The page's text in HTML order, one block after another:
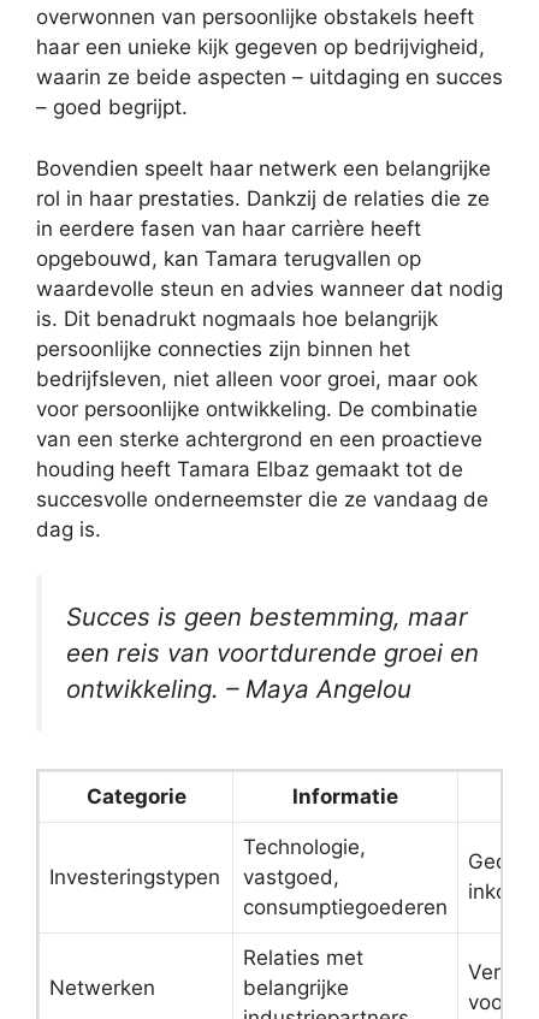
overwonnen van persoonlijke obstakels heeft
haar een unieke kijk gegeven op bedrijvigheid,
waarin ze beide aspecten – uitdaging en succes
– goed begrijpt.
Bovendien speelt haar netwerk een belangrijke
rol in haar prestaties. Dankzij de relaties die ze
in eerdere fasen van haar carrière heeft
opgebouwd, kan Tamara terugvallen op
waardevolle steun en advies wanneer dat nodig
is. Dit benadrukt nogmaals hoe belangrijk
persoonlijke connecties zijn binnen het
bedrijfsleven, niet alleen voor groei, maar ook
voor persoonlijke ontwikkeling. De combinatie
van een sterke achtergrond en een proactieve
houding heeft Tamara Elbaz gemaakt tot de
succesvolle onderneemster die ze vandaag de
dag is.
Succes is geen bestemming, maar
een reis van voortdurende groei en
ontwikkeling. – Maya Angelou
Categorie Informatie
Investeringstypen
Technologie,
vastgoed,
consumptiegoederen
Netwerken
Relaties met
belangrijke
voor